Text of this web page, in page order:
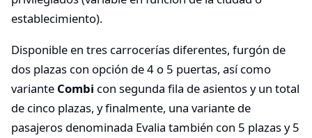
establecimiento).
Disponible en tres carrocerías diferentes, furgón de
dos plazas con opción de 4 o 5 puertas, así como
variante Combi con segunda fila de asientos y un total
de cinco plazas, y finalmente, una variante de
pasajeros denominada Evalia también con 5 plazas y 5